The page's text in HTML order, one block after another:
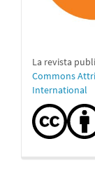
La revista
Commons
International